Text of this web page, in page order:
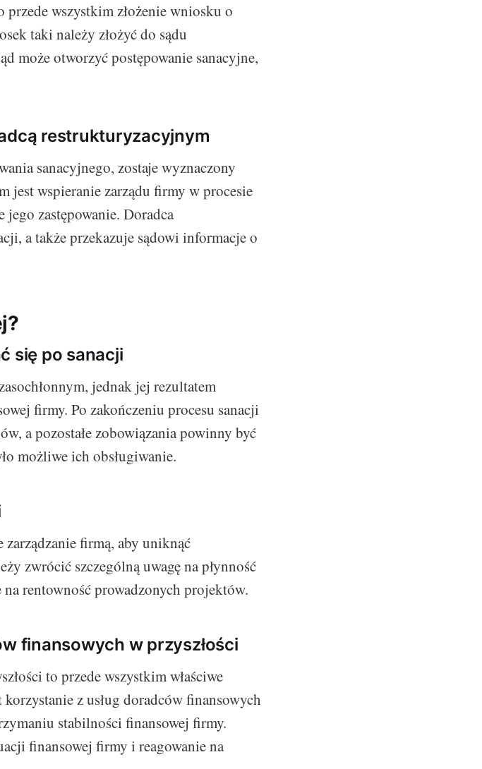
przede wszystkim złożenie wniosku o
taki należy złożyć do sądu
może otworzyć postępowanie sanacyjne,
restrukturyzacyjnym
sanacyjnego, zostaje wyznaczony
jest wspieranie zarządu firmy w procesie
zastępowanie. Doradca
a także przekazuje sądowi informacje o
się po sanacji
jednak jej rezultatem
firmy. Po zakończeniu procesu sanacji
a pozostałe zobowiązania powinny być
możliwe ich obsługiwanie.
firmą, aby uniknąć
zwrócić szczególną uwagę na płynność
rentowność prowadzonych projektów.
finansowych w przyszłości
to przede wszystkim właściwe
z usług doradców finansowych
stabilności finansowej firmy.
finansowej firmy i reagowanie na